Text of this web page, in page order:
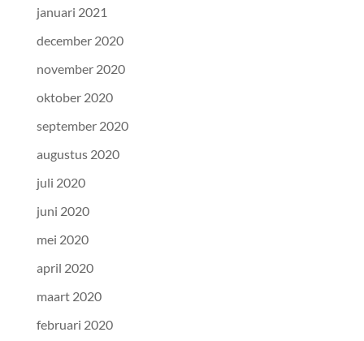
januari 2021
december 2020
november 2020
oktober 2020
september 2020
augustus 2020
juli 2020
juni 2020
mei 2020
april 2020
maart 2020
februari 2020